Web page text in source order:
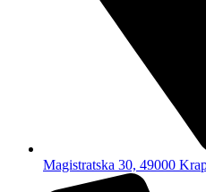
Magistratska 30, 49000